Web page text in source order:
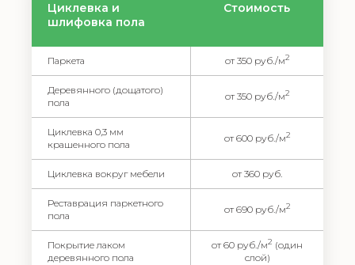
Циклевка и
шлифовка пола
Стоимость
Паркета от 350 руб./м2
Деревянного (дощатого)
пола
от 350 руб./м2
Циклевка 0,3 мм
крашенного пола
от 600 руб./м2
Циклевка вокруг мебели от 360 руб.
Реставрация паркетного
пола
от 690 руб./м2
Покрытие лаком
деревянного пола
от 60 руб./м2 (один
слой)